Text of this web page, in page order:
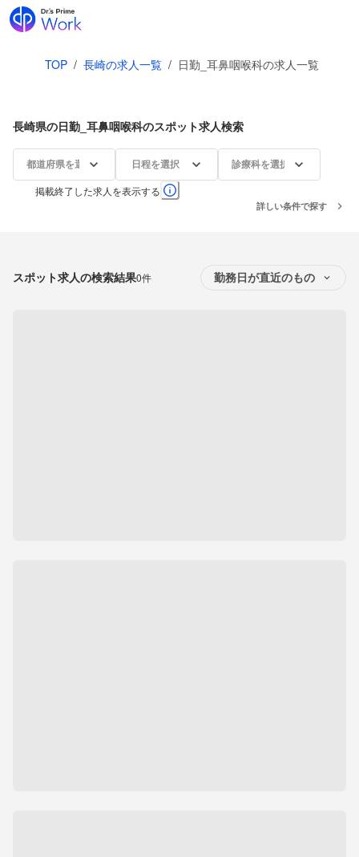
TOP / 長崎の求人一覧 / 日勤_耳鼻咽喉科の求人一覧
長崎県の日勤_耳鼻咽喉科のスポット求人検索
都道府県を選択 日程を選択 診療科を選択
掲載終了した求人を表示する
詳しい条件で探す
スポット求人の検索結果0件 勤務日が直近のもの